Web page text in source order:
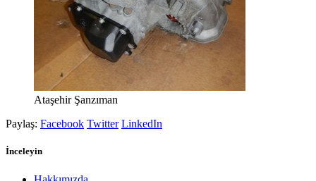
Ataşehir Şanzıman
Paylaş: Facebook Twitter LinkedIn
İnceleyin